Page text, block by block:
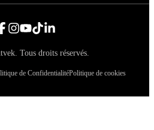
. Tous droits réservés.
de ConfidentialitéPolitique de cookies